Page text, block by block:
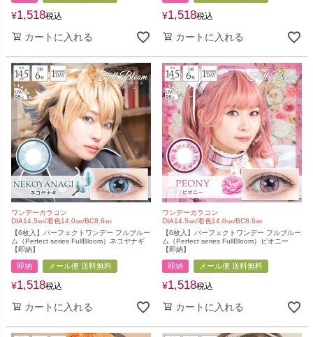
¥1,518税込
カートに入れる
¥1,518税込
カートに入れる
ワンデーカラコン
DIA14.5㎜/着色14.0㎜/BC8.6㎜
【6枚入】パーフェクトワンデー フルブルー
ム（Perfect series FullBloom）ネコヤナギ
【即納】
即納 メール便 送料無料
¥1,518税込
カートに入れる
ワンデーカラコン
DIA14.5㎜/着色14.0㎜/BC8.6㎜
【6枚入】パーフェクトワンデー フルブルー
ム（Perfect series FullBloom）ピオニー
【即納】
即納 メール便 送料無料
¥1,518税込
カートに入れる